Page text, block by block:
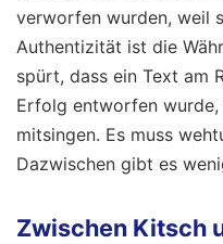
verworfen wurden, weil
Authentizität ist die
spürt, dass ein Text am
Erfolg entworfen
mitsingen. Es muss
Dazwischen gibt es
Zwischen Kitsch